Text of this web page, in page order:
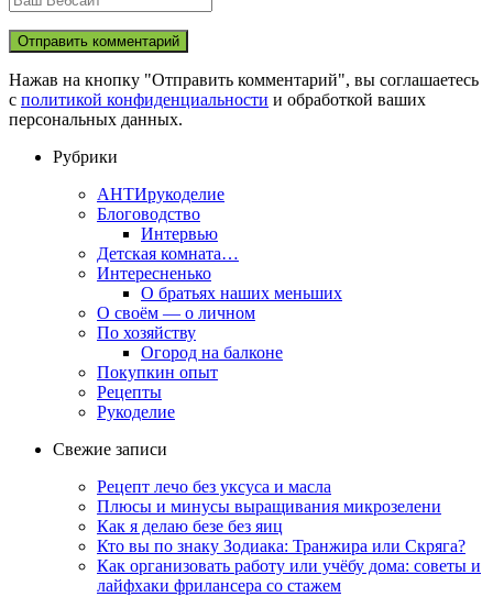
Нажав на кнопку "Отправить комментарий", вы соглашаетесь
с политикой конфиденциальности и обработкой ваших
персональных данных.
Рубрики
АНТИрукоделие
Блоговодство
Интервью
Детская комната…
Интересненько
О братьях наших меньших
О своём — о личном
По хозяйству
Огород на балконе
Покупкин опыт
Рецепты
Рукоделие
Свежие записи
Рецепт лечо без уксуса и масла
Плюсы и минусы выращивания микрозелени
Как я делаю безе без яиц
Кто вы по знаку Зодиака: Транжира или Скряга?
Как организовать работу или учёбу дома: советы и
лайфхаки фрилансера со стажем